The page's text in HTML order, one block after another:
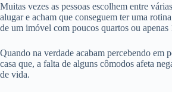
Muitas vezes as pessoas escolhem entre
alugar e acham que conseguem ter uma
de um imóvel com poucos quartos ou apenas
Quando na verdade acabam percebendo em
casa que, a falta de alguns cômodos afeta
de vida.